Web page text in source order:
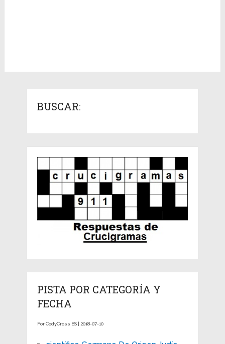
BUSCAR:
PISTA POR CATEGORÍA Y
FECHA
For CodyCross ES | 2018-07-10